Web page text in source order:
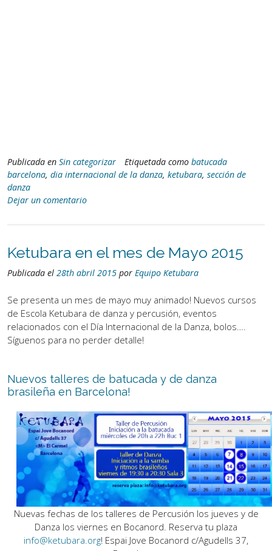
Publicada en Sin categorizar Etiquetada como batucada
barcelona, dia internacional de la danza, ketubara, sección de
danza
Dejar un comentario
Ketubara en el mes de Mayo 2015
Publicada el 28th abril 2015 por Equipo Ketubara
Se presenta un mes de mayo muy animado! Nuevos cursos
de Escola Ketubara de danza y percusión, eventos
relacionados con el Día Internacional de la Danza, bolos….
Síguenos para no perder detalle!
Nuevos talleres de batucada y de danza
brasileña en Barcelona!
Nuevas fechas de los talleres de Percusión los jueves y de
Danza los viernes en Bocanord. Reserva tu plaza
info@ketubara.org! Espai Jove Bocanord c/Agudells 37,